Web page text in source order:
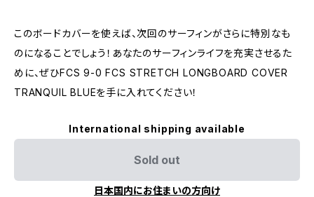
このボードカバーを使えば、次回のサーフィンがさらに特別なも
のになることでしょう！あなたのサーフィンライフを充実させるた
めに、ぜひFCS 9-0 FCS STRETCH LONGBOARD COVER
TRANQUIL BLUEを手に入れてください！
International shipping available
Sold out
日本国内にお住まいの方向け